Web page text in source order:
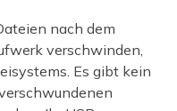
nach dem
verschwinden,
Es gibt kein